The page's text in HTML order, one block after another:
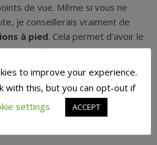
de vue. Même si vous ne
je conseillerais vraiment de
à pied. Cela permet d’avoir le
soi : il n’y avait presque
avec le temps pris et un peu
to improve your experience.
with this, but you can opt-out if
settings ACCEPT